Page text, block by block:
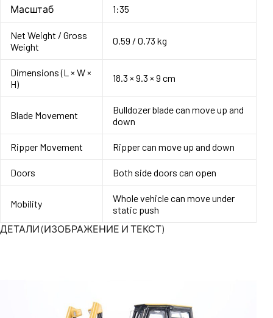
Масштаб 1:35
Net Weight / Gross
Weight
0.59 / 0.73 kg
Dimensions (L × W ×
H)
18.3 × 9.3 × 9 cm
Blade Movement
Bulldozer blade can move up and
down
Ripper Movement Ripper can move up and down
Doors Both side doors can open
Mobility
Whole vehicle can move under
static push
ДЕТАЛИ (ИЗОБРАЖЕНИЕ И ТЕКСТ)